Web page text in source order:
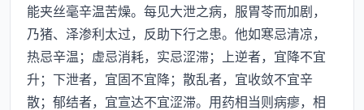
能夹丝毫辛温苦燥。每见大泄之病，服胃苓而加剧，
乃猪、泽渗利太过，反助下行之患。他如寒忌清凉，
热忌辛温；虚忌消耗，实忌涩滞；上逆者，宜降不宜
升；下泄者，宜固不宜降；散乱者，宜收敛不宜辛
散；郁结者，宜宣达不宜涩滞。用药相当则病瘳，相